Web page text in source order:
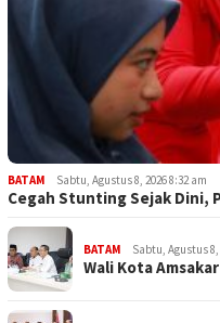
BATAM Sabtu, Agustus 8, 2026 8:32 am
Cegah Stunting Sejak Dini,
BATAM Sabtu, Agustus 8,
Wali Kota